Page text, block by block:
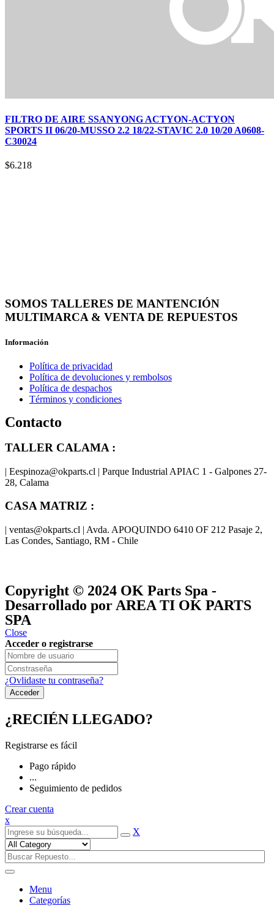
FILTRO DE AIRE SSANYONG ACTYON-ACTYON
SPORTS II 06/20-MUSSO 2.2 18/22-STAVIC 2.0 10/20 A0608-
C30024
$6.218
SOMOS TALLERES DE MANTENCIÓN
MULTIMARCA & VENTA DE REPUESTOS
Información
Política de privacidad
Política de devoluciones y rembolsos
Política de despachos
Términos y condiciones
Contacto
TALLER CALAMA :
| Eespinoza@okparts.cl | Parque Industrial APIAC 1 - Galpones 27-
28, Calama
CASA MATRIZ :
| ventas@okparts.cl | Avda. APOQUINDO 6410 OF 212 Pasaje 2,
Las Condes, Santiago, RM - Chile
Copyright © 2024 OK Parts Spa -
Desarrollado por AREA TI OK PARTS
SPA
Close
Acceder o registrarse
¿Ovlidaste tu contraseña?
¿RECIÉN LLEGADO?
Registrarse es fácil
Pago rápido
...
Seguimiento de pedidos
Crear cuenta
x
X
Menu
Categorías